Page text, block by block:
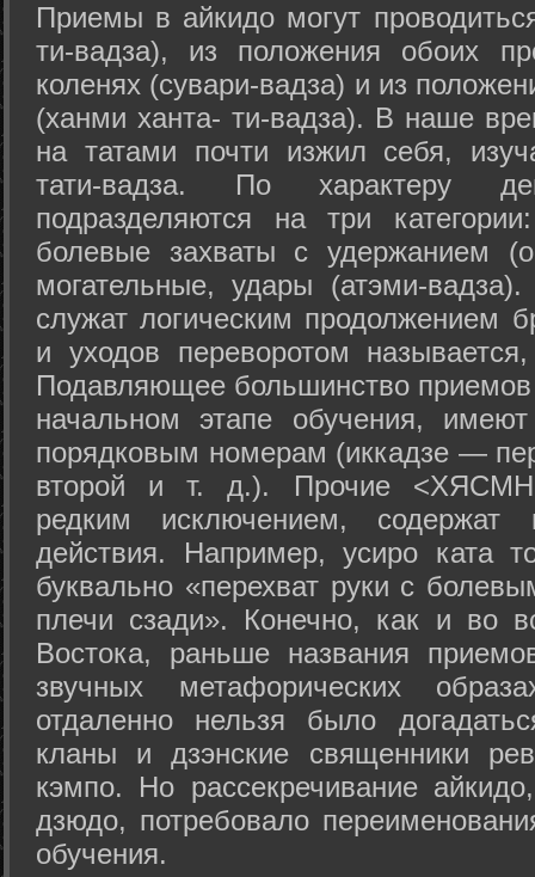
Приемы в айкидо могут
ти-вадза), из положения обоих
коленях (сувари-вадза) и из
(ханми ханта- ти-вадза). В наше
на татами почти изжил себя,
тати-вадза. По характеру
подразделяются на три
болевые захваты с удержанием
могательные, удары (атэми-
служат логическим продолжением
и уходов переворотом
Подавляющее большинство
начальном этапе обучения,
порядковым номерам (иккадзе —
второй и т. д.). Прочие
редким исключением, содержат
действия. Например, усиро ката
буквально «перехват руки с
плечи сзади». Конечно, как и во
Востока, раньше названия
звучных метафорических
отдаленно нельзя было
кланы и дзэнские священники
кэмпо. Но рассекречивание
дзюдо, потребовало
обучения.